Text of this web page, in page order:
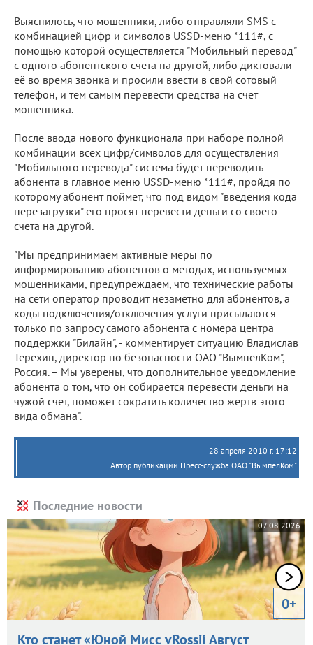
Выяснилось, что мошенники, либо отправляли SMS с
комбинацией цифр и символов USSD-меню *111#, с
помощью которой осуществляется "Мобильный перевод"
с одного абонентского счета на другой, либо диктовали
её во время звонка и просили ввести в свой сотовый
телефон, и тем самым перевести средства на счет
мошенника.
После ввода нового функционала при наборе полной
комбинации всех цифр/символов для осуществления
"Мобильного перевода" система будет переводить
абонента в главное меню USSD-меню *111#, пройдя по
которому абонент поймет, что под видом "введения кода
перезагрузки" его просят перевести деньги со своего
счета на другой.
"Мы предпринимаем активные меры по
информированию абонентов о методах, используемых
мошенниками, предупреждаем, что технические работы
на сети оператор проводит незаметно для абонентов, а
коды подключения/отключения услуги присылаются
только по запросу самого абонента с номера центра
поддержки "Билайн", - комментирует ситуацию Владислав
Терехин, директор по безопасности ОАО "ВымпелКом",
Россия. – Мы уверены, что дополнительное уведомление
абонента о том, что он собирается перевести деньги на
чужой счет, поможет сократить количество жертв этого
вида обмана".
28 апреля 2010 г. 17:12
Автор публикации Пресс-служба ОАО "ВымпелКом"
Последние новости
07.08.2026
0+
Кто станет «Юной Мисс vRossii Август